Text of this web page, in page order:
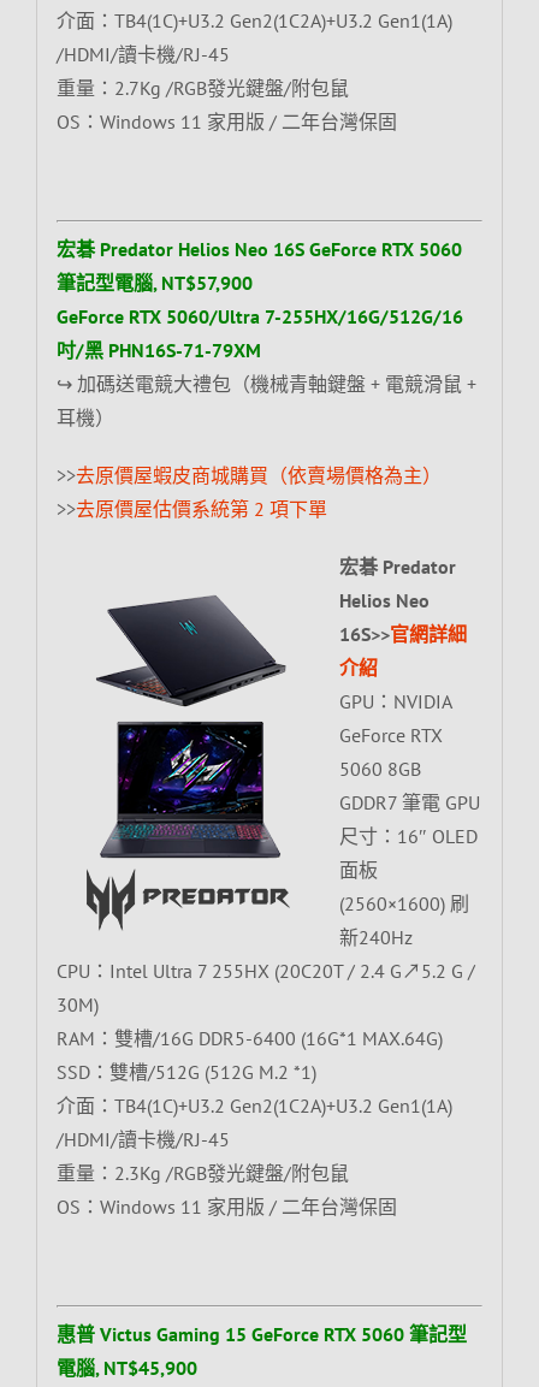
介面：TB4(1C)+U3.2 Gen2(1C2A)+U3.2 Gen1(1A)
/HDMI/讀卡機/RJ-45
重量：2.7Kg /RGB發光鍵盤/附包鼠
OS：Windows 11 家用版 / 二年台灣保固
宏碁 Predator Helios Neo 16S GeForce RTX 5060
筆記型電腦, NT$57,900
GeForce RTX 5060/Ultra 7-255HX/16G/512G/16
吋/黑 PHN16S-71-79XM
↪ 加碼送電競大禮包（機械青軸鍵盤 + 電競滑鼠 +
耳機）
>>去原價屋蝦皮商城購買（依賣場價格為主）
>>去原價屋估價系統第 2 項下單
宏碁 Predator
Helios Neo
16S>>官網詳細
介紹
GPU：NVIDIA
GeForce RTX
5060 8GB
GDDR7 筆電 GPU
尺寸：16″ OLED
面板
(2560×1600) 刷
新240Hz
CPU：Intel Ultra 7 255HX (20C20T / 2.4 G↗5.2 G /
30M)
RAM：雙槽/16G DDR5-6400 (16G*1 MAX.64G)
SSD：雙槽/512G (512G M.2 *1)
介面：TB4(1C)+U3.2 Gen2(1C2A)+U3.2 Gen1(1A)
/HDMI/讀卡機/RJ-45
重量：2.3Kg /RGB發光鍵盤/附包鼠
OS：Windows 11 家用版 / 二年台灣保固
惠普 Victus Gaming 15 GeForce RTX 5060 筆記型
電腦, NT$45,900